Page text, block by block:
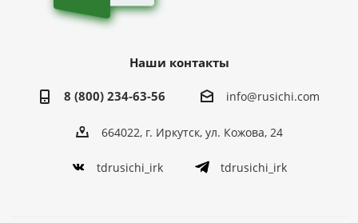
Наши контакты
8 (800) 234-63-56 info@rusichi.com
664022, г. Иркутск, ул. Кожова, 24
tdrusichi_irk tdrusichi_irk